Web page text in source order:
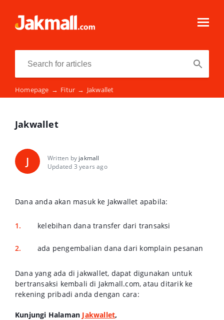
Homepage → Fitur → Jakwallet
Jakwallet
J Written by jakmall
Updated 3 years ago
Dana anda akan masuk ke Jakwallet apabila:
kelebihan dana transfer dari transaksi
ada pengembalian dana dari komplain pesanan
Dana yang ada di jakwallet, dapat digunakan untuk
bertransaksi kembali di Jakmall.com, atau ditarik ke
rekening pribadi anda dengan cara:
Kunjungi Halaman Jakwallet,